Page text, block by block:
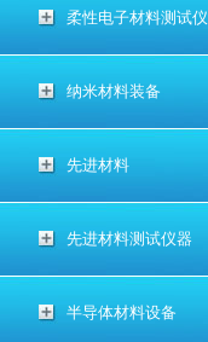
柔性电子材料测试仪
纳米材料装备
先进材料
先进材料测试仪器
半导体材料设备